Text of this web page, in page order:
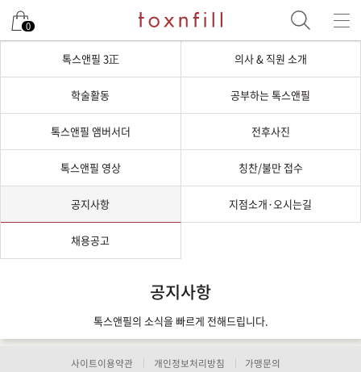
0
톡스앤필 3正 의사 & 직원 소개
학술활동 공부하는 톡스앤필
톡스앤필 앰버서더 전후사진
톡스앤필 영상 칭찬/불만 접수
공지사항 지점소개·오시는길
채용공고
공지사항
톡스앤필의 소식을 빠르게 전해드립니다.
사이트이용약관 개인정보처리방침 가맹문의